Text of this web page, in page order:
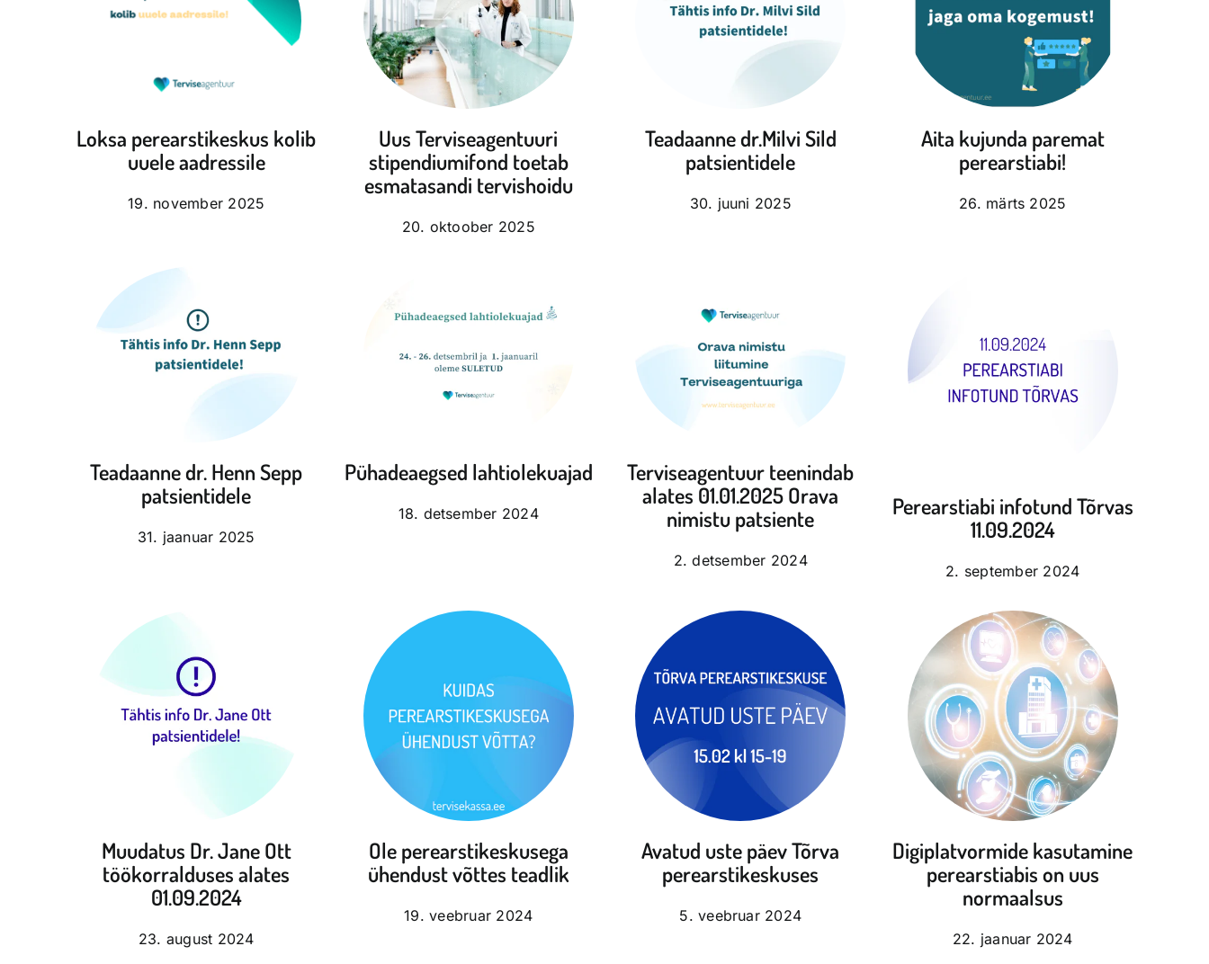
Loksa perearstikeskus kolib
uuele aadressile
19. november 2025
Uus Terviseagentuuri
stipendiumifond toetab
esmatasandi tervishoidu
20. oktoober 2025
Teadaanne dr.Milvi Sild
patsientidele
30. juuni 2025
Aita kujunda paremat
perearstiabi!
26. märts 2025
Teadaanne dr. Henn Sepp
patsientidele
31. jaanuar 2025
Pühadeaegsed lahtiolekuajad
18. detsember 2024
Terviseagentuur teenindab
alates 01.01.2025 Orava
nimistu patsiente
2. detsember 2024
Perearstiabi infotund Tõrvas
11.09.2024
2. september 2024
Muudatus Dr. Jane Ott
töökorralduses alates
01.09.2024
23. august 2024
Ole perearstikeskusega
ühendust võttes teadlik
19. veebruar 2024
Avatud uste päev Tõrva
perearstikeskuses
5. veebruar 2024
Digiplatvormide kasutamine
perearstiabis on uus
normaalsus
22. jaanuar 2024